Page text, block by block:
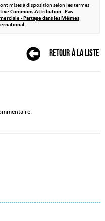
mises à disposition selon les termes
Commons Attribution - Pas
- Partage dans les Mêmes
.
Retour à la liste